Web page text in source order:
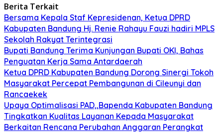
Berita Terkait
Bersama Kepala Staf Kepresidenan, Ketua DPRD
Kabupaten Bandung Hj. Renie Rahayu Fauzi hadiri MPLS
Sekolah Rakyat Terintegrasi
Bupati Bandung Terima Kunjungan Bupati OKI, Bahas
Penguatan Kerja Sama Antardaerah
Ketua DPRD Kabupaten Bandung Dorong Sinergi Tokoh
Masyarakat Percepat Pembangunan di Cileunyi dan
Rancaekek
Upaya Optimalisasi PAD,,Bapenda Kabupaten Bandung
Tingkatkan Kualitas Layanan Kepada Masyarakat
Berkaitan Rencana Perubahan Anggaran Perangkat